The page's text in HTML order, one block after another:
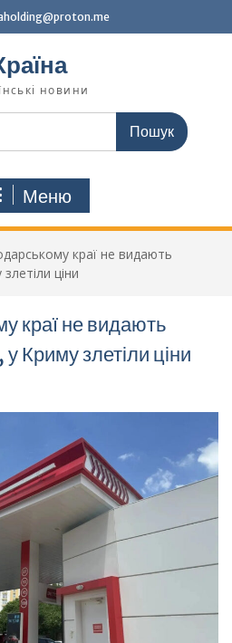
новини
Меню
краї не видають
ціни
краї не видають
Криму злетіли ціни